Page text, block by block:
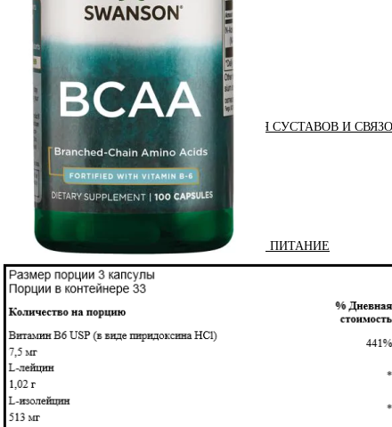
АКСЕССУАРЫ
ДОБАВКИ ДЛЯ СУСТАВОВ И
ДИЕТИЧЕСКОЕ ПИТАНИЕ